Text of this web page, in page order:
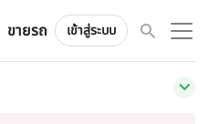
ขายรถ เข้าสู่ระบบ